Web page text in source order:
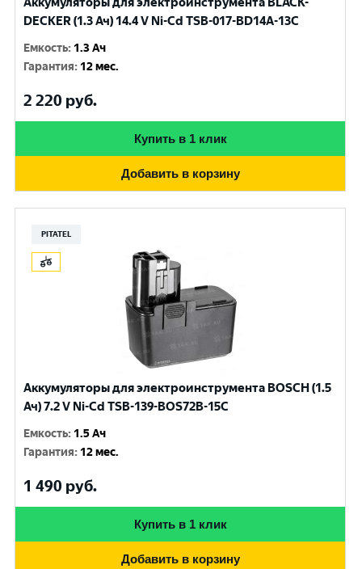
DECKER (1.3 Ач) 14.4 V Ni-Cd TSB-017-BD14A-13C
Емкость: 1.3 Ач
Гарантия: 12 мес.
2 220 руб.
Купить в 1 клик
Добавить в корзину
PITATEL
Аккумуляторы для электроинструмента BOSCH (1.5
Ач) 7.2 V Ni-Cd TSB-139-BOS72B-15C
Емкость: 1.5 Ач
Гарантия: 12 мес.
1 490 руб.
Купить в 1 клик
Добавить в корзину